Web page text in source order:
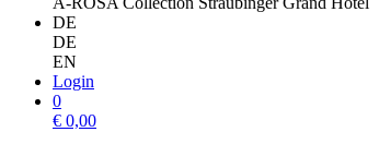
DE
DE
EN
Login
0
€ 0,00